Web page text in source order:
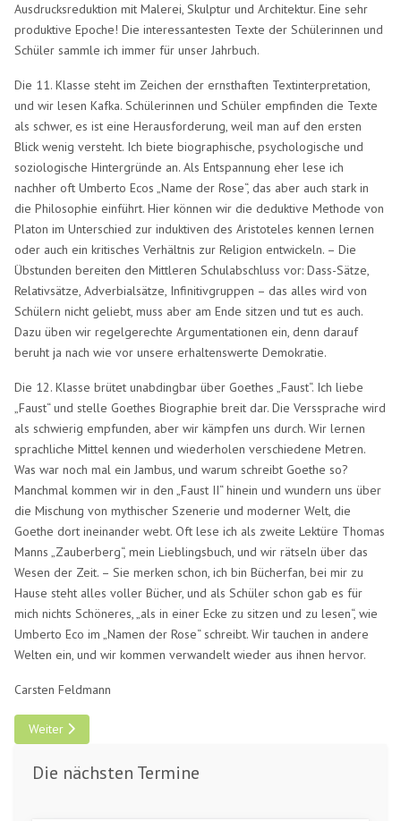
Ausdrucksreduktion mit Malerei, Skulptur und Architektur. Eine sehr
produktive Epoche! Die interessantesten Texte der Schülerinnen und
Schüler sammle ich immer für unser Jahrbuch.
Die 11. Klasse steht im Zeichen der ernsthaften Textinterpretation,
und wir lesen Kafka. Schülerinnen und Schüler empfinden die Texte
als schwer, es ist eine Herausforderung, weil man auf den ersten
Blick wenig versteht. Ich biete biographische, psychologische und
soziologische Hintergründe an. Als Entspannung eher lese ich
nachher oft Umberto Ecos „Name der Rose“, das aber auch stark in
die Philosophie einführt. Hier können wir die deduktive Methode von
Platon im Unterschied zur induktiven des Aristoteles kennen lernen
oder auch ein kritisches Verhältnis zur Religion entwickeln. – Die
Übstunden bereiten den Mittleren Schulabschluss vor: Dass-Sätze,
Relativsätze, Adverbialsätze, Infinitivgruppen – das alles wird von
Schülern nicht geliebt, muss aber am Ende sitzen und tut es auch.
Dazu üben wir regelgerechte Argumentationen ein, denn darauf
beruht ja nach wie vor unsere erhaltenswerte Demokratie.
Die 12. Klasse brütet unabdingbar über Goethes „Faust“. Ich liebe
„Faust“ und stelle Goethes Biographie breit dar. Die Verssprache wird
als schwierig empfunden, aber wir kämpfen uns durch. Wir lernen
sprachliche Mittel kennen und wiederholen verschiedene Metren.
Was war noch mal ein Jambus, und warum schreibt Goethe so?
Manchmal kommen wir in den „Faust II“ hinein und wundern uns über
die Mischung von mythischer Szenerie und moderner Welt, die
Goethe dort ineinander webt. Oft lese ich als zweite Lektüre Thomas
Manns „Zauberberg“, mein Lieblingsbuch, und wir rätseln über das
Wesen der Zeit. – Sie merken schon, ich bin Bücherfan, bei mir zu
Hause steht alles voller Bücher, und als Schüler schon gab es für
mich nichts Schöneres, „als in einer Ecke zu sitzen und zu lesen“, wie
Umberto Eco im „Namen der Rose“ schreibt. Wir tauchen in andere
Welten ein, und wir kommen verwandelt wieder aus ihnen hervor.
Carsten Feldmann
Nächster Beitrag: Eurythmie
Weiter
Die nächsten Termine